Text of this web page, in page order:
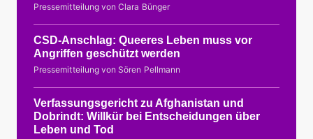
Pressemitteilung von Clara Bünger
CSD-Anschlag: Queeres Leben muss vor
Angriffen geschützt werden
Pressemitteilung von Sören Pellmann
Verfassungsgericht zu Afghanistan und
Dobrindt: Willkür bei Entscheidungen über
Leben und Tod